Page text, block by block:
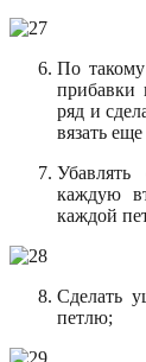
По
прибавки
ряд и
вязать
каждую
каждой
Сделать
петлю;